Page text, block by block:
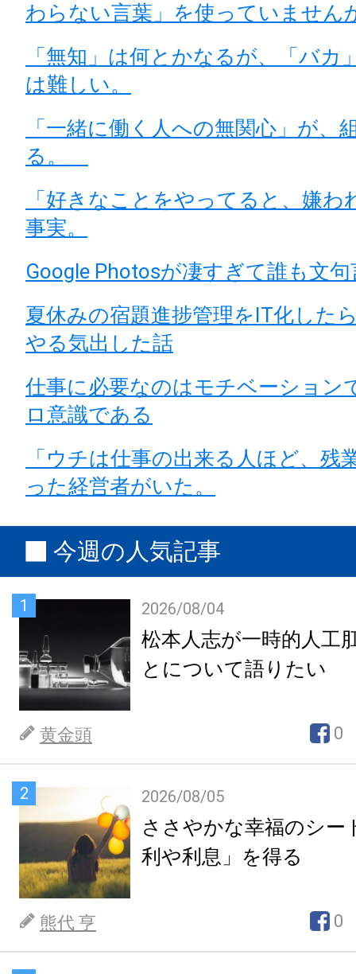
わらない言葉」を使っていません
「無知」は何とかなるが、「バカ
は難しい。
「一緒に働く人への無関心」が、
る。
「好きなことをやってると、嫌わ
事実。
Google Photosが凄すぎて誰も文
夏休みの宿題進捗管理をIT化した
やる気出した話
仕事に必要なのはモチベーション
ロ意識である
「ウチは仕事の出来る人ほど、残
った経営者がいた。
今週の人気記事
1 2026/08/04
松本人志が一時的人工
とについて語りたい
黄金頭 0
2 2026/08/05
ささやかな幸福のシー
利や利息」を得る
熊代 亨 0